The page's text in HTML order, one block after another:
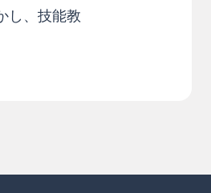
し、技能教